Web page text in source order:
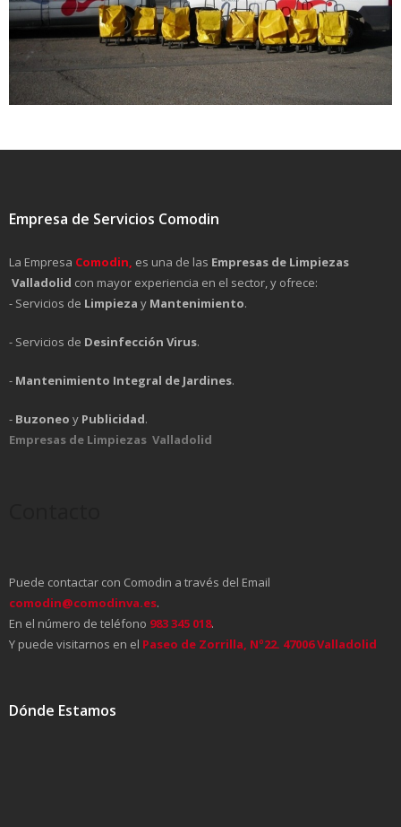
Empresa de Servicios Comodin
La Empresa Comodin, es una de las Empresas de Limpiezas
Valladolid con mayor experiencia en el sector, y ofrece:
- Servicios de Limpieza y Mantenimiento.
- Servicios de Desinfección Virus.
- Mantenimiento Integral de Jardines.
- Buzoneo y Publicidad.
Empresas de Limpiezas Valladolid
Puede contactar con Comodin a través del Email
comodin@comodinva.es.
En el número de teléfono 983 345 018.
Y puede visitarnos en el Paseo de Zorrilla, Nº22. 47006 Valladolid
Dónde Estamos